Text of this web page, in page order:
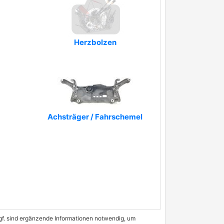
Herzbolzen
Achsträger / Fahrschemel
sind ergänzende Informationen notwendig, um